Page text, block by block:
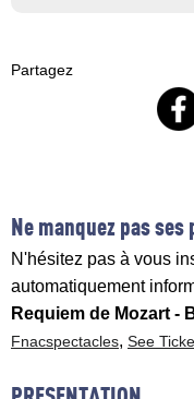
Partagez
Ne manquez pas
N'hésitez pas à vous
automatiquement
Requiem de Mozart -
Fnacspectacles, See